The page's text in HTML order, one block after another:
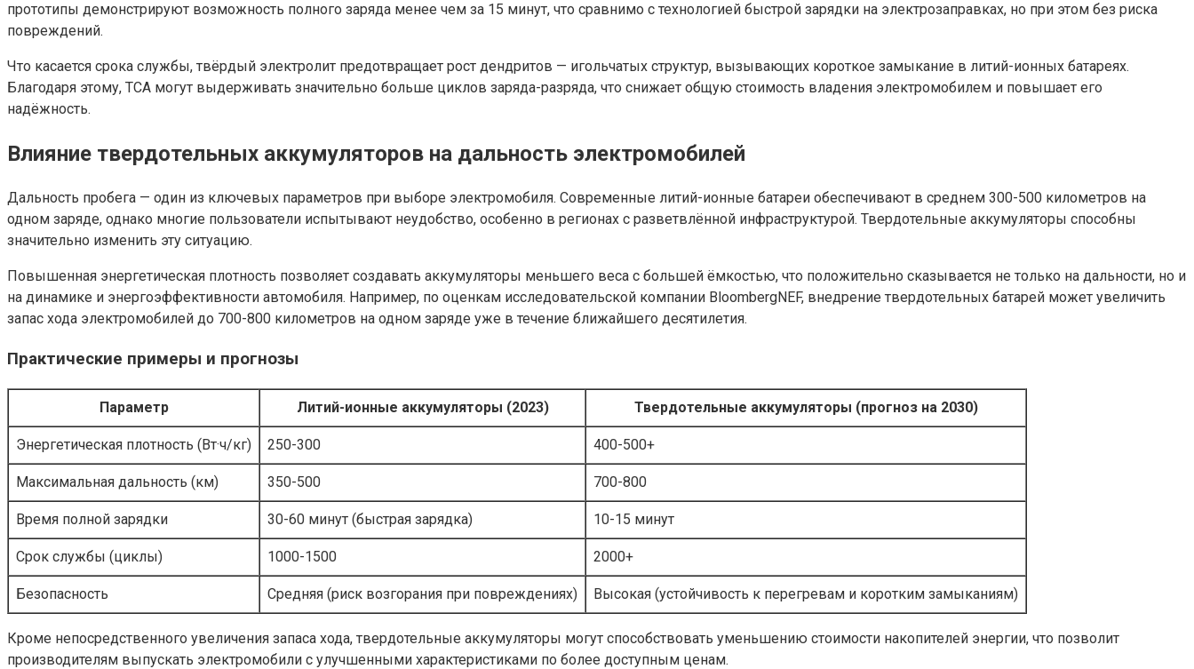
прототипы демонстрируют возможность полного заряда менее чем за 15 минут, что сравнимо с технологией быстрой зарядки на электрозаправках, но при этом без риска
повреждений.
Что касается срока службы, твёрдый электролит предотвращает рост дендритов — игольчатых структур, вызывающих короткое замыкание в литий-ионных батареях.
Благодаря этому, ТСА могут выдерживать значительно больше циклов заряда-разряда, что снижает общую стоимость владения электромобилем и повышает его
надёжность.
Влияние твердотельных аккумуляторов на дальность электромобилей
Дальность пробега — один из ключевых параметров при выборе электромобиля. Современные литий-ионные батареи обеспечивают в среднем 300-500 километров на
одном заряде, однако многие пользователи испытывают неудобство, особенно в регионах с разветвлённой инфраструктурой. Твердотельные аккумуляторы способны
значительно изменить эту ситуацию.
Повышенная энергетическая плотность позволяет создавать аккумуляторы меньшего веса с большей ёмкостью, что положительно сказывается не только на дальности, но и
на динамике и энергоэффективности автомобиля. Например, по оценкам исследовательской компании BloombergNEF, внедрение твердотельных батарей может увеличить
запас хода электромобилей до 700-800 километров на одном заряде уже в течение ближайшего десятилетия.
Практические примеры и прогнозы
Параметр Литий-ионные аккумуляторы (2023) Твердотельные аккумуляторы (прогноз на 2030)
Энергетическая плотность (Вт·ч/кг) 250-300 400-500+
Максимальная дальность (км) 350-500 700-800
Время полной зарядки 30-60 минут (быстрая зарядка) 10-15 минут
Срок службы (циклы) 1000-1500 2000+
Безопасность Средняя (риск возгорания при повреждениях) Высокая (устойчивость к перегревам и коротким замыканиям)
Кроме непосредственного увеличения запаса хода, твердотельные аккумуляторы могут способствовать уменьшению стоимости накопителей энергии, что позволит
производителям выпускать электромобили с улучшенными характеристиками по более доступным ценам.